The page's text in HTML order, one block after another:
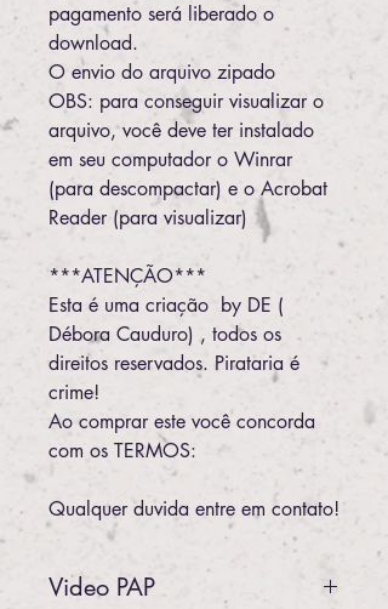
pagamento será liberado o
download.
O envio do arquivo zipado
OBS: para conseguir visualizar o
arquivo, você deve ter instalado
em seu computador o Winrar
(para descompactar) e o Acrobat
Reader (para visualizar)
***ATENÇÃO***
Esta é uma criação by DE (
Débora Cauduro) , todos os
direitos reservados. Pirataria é
crime!
Ao comprar este você concorda
com os TERMOS:
Qualquer duvida entre em contato!
Video PAP